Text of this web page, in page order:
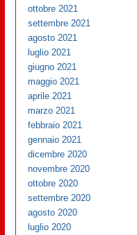
ottobre 2021
settembre 2021
agosto 2021
luglio 2021
giugno 2021
maggio 2021
aprile 2021
marzo 2021
febbraio 2021
gennaio 2021
dicembre 2020
novembre 2020
ottobre 2020
settembre 2020
agosto 2020
luglio 2020